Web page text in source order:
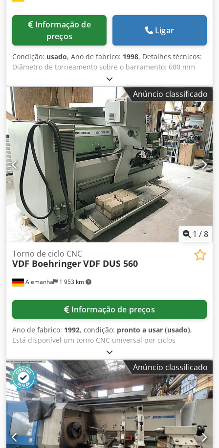
preços
Ligar
Condição: usado, Ano de fabrico: 1998, Detalhes técnicos:
Diâmetro de torneamento sobre o barramento: 600 mm
Codpfx Aew Rkt Ijcljrf Diâmetro de torneamento sobre o
carro: 400 mm Comprimento de torneamento: 2000 mm
Altura da ponta sobre o carro: 300 mm Distância entre
pontas: 1600 mm Velocidades de rotação: 3 - 2.500 rpm
Cone do cabeçote móvel: Morse 5 Diâmetro do furo do eixo
principal: 62 mm Curso da caneta: 190 mm Avanços
longitudinais: aprox. 0,001-10 ajustável mm/volta Avanços
transversais: aprox. 0,001-5 ajustável mm/volta Avanço
rápido do eixo X: até 5000 m/min. Consumo total de
energia: 40 KVA Peso da máquina aprox.: 5,6 t Dimensões
da máquina aprox. (CxLxA): 4,0 x 2,0 x 1,9 m Inclui
acessórios conforme foto
Anúncio classificado
1 /8
Alemanha 1 953 km
Torno de ciclo CNC
VDF BoehringerVDF DUS 560
Informação de preços
Ano de fabrico: 1992, condição: pronto a usar (usado),
Está disponível um torno CNC universal por ciclos
Boehringer. Altura dos centros: 280 mm, diâmetro de
torneamento sobre o barramento/sup. transversal: 570
mm/365 mm, comprimento de torneamento: 1000 mm,
distância entre pontas: 1500 mm, diâmetro do mangote: 80
mm, curso do mangote: 190 mm, rotação: 2500 rpm,
largura do barramento: 360 mm, avanço rápido X/Z: 5
m/min / 10 m/min. Dimensões da máquina X/Y/Z: aprox.
3500 mm / 2200 mm / 2400 mm, peso: aprox. 4000 kg,
comando: Siemens. Documentação disponível. Visita local
é possível. Crodpfxezcyqys Acljf
Anúncio classificado